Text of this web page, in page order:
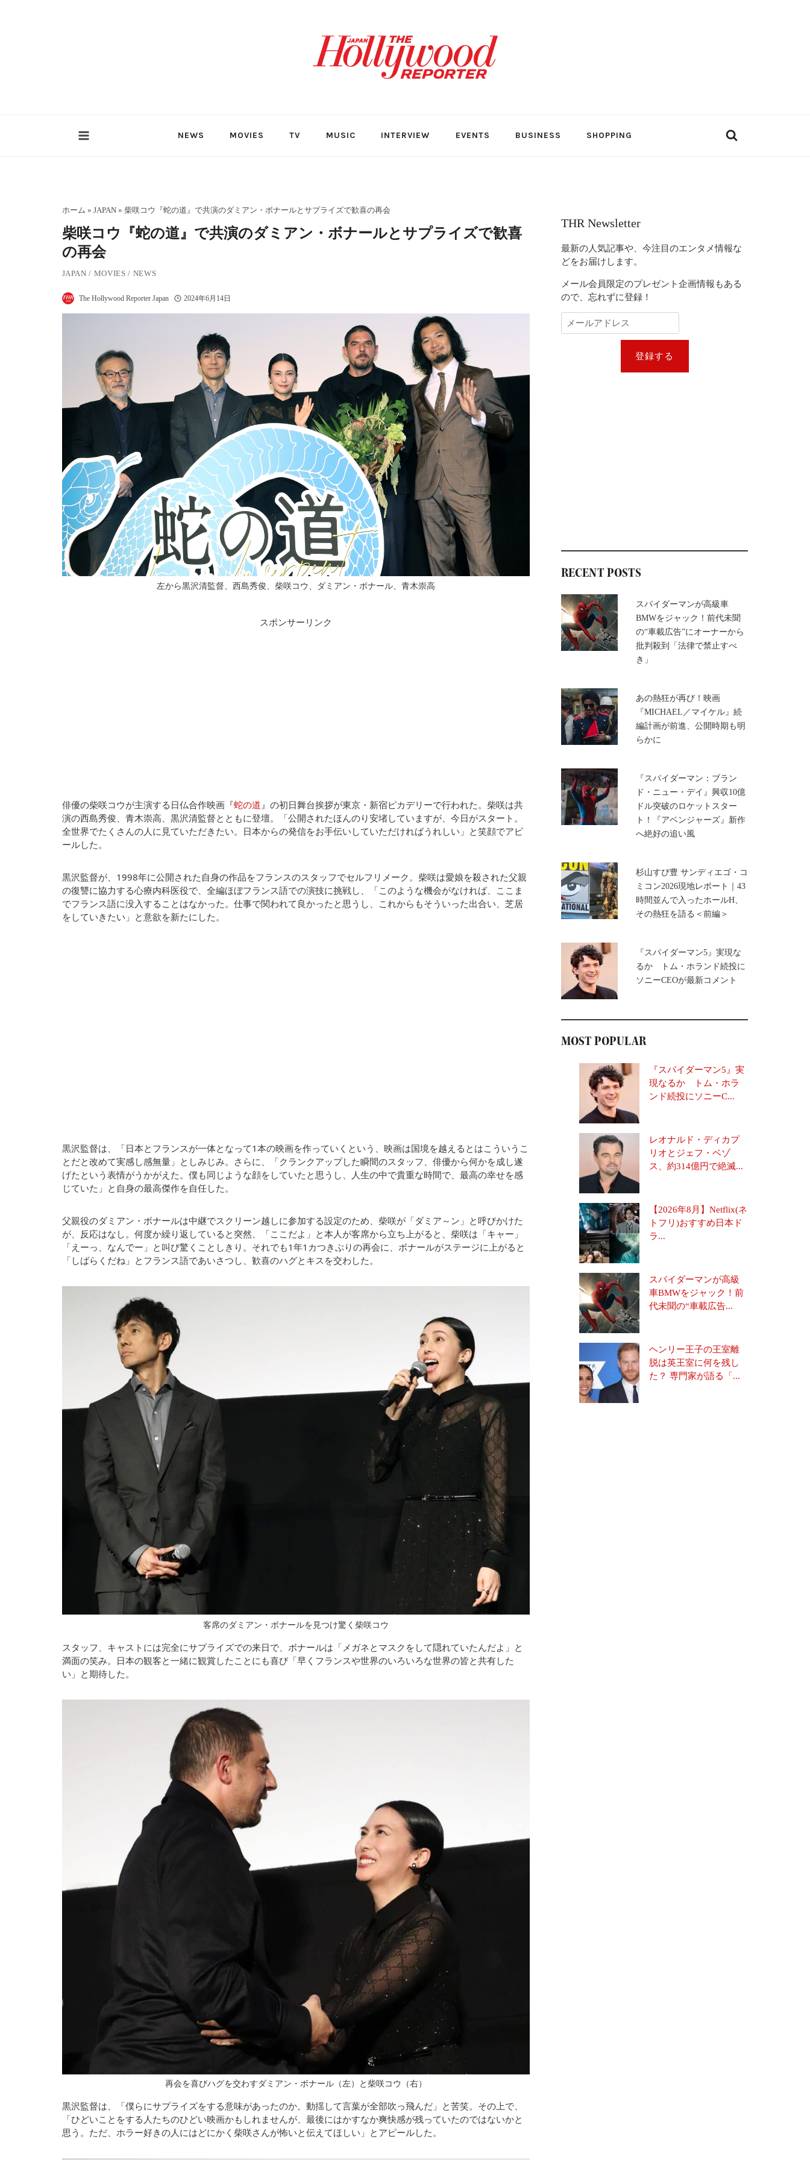
NEWS MOVIES TV MUSIC INTERVIEW EVENTS BUSINESS SHOPPING
ホーム » JAPAN» 柴咲コウ『蛇の道』で共演のダミアン・ボナールとサプライズで歓喜の再会
柴咲コウ『蛇の道』で共演のダミアン・ボナールとサプライズで歓喜
の再会
JAPAN / MOVIES / NEWS
The Hollywood Reporter Japan 2024年6月14日
左から黒沢清監督、西島秀俊、柴咲コウ、ダミアン・ボナール、青木崇高
スポンサーリンク
俳優の柴咲コウが主演する日仏合作映画『蛇の道 』の初日舞台挨拶が東京・新宿ピカデリーで行われた。柴咲は共
演の西島秀俊、青木崇高、黒沢清監督とともに登壇。「公開されたほんのり安堵していますが、今日がスタート。
全世界でたくさんの人に見ていただきたい。日本からの発信をお手伝いしていただければうれしい」と笑顔でアピ
ールした。
黒沢監督が、1998年に公開された自身の作品をフランスのスタッフでセルフリメーク。柴咲は愛娘を殺された父親
の復讐に協力する心療内科医役で、全編ほぼフランス語での演技に挑戦し、「このような機会がなければ、ここま
でフランス語に没入することはなかった。仕事で関われて良かったと思うし、これからもそういった出合い、芝居
をしていきたい」と意欲を新たにした。
黒沢監督は、「日本とフランスが一体となって1本の映画を作っていくという、映画は国境を越えるとはこういうこ
とだと改めて実感し感無量」としみじみ。さらに、「クランクアップした瞬間のスタッフ、俳優から何かを成し遂
げたという表情がうかがえた。僕も同じような顔をしていたと思うし、人生の中で貴重な時間で、最高の幸せを感
じていた」と自身の最高傑作を自任した。
父親役のダミアン・ボナールは中継でスクリーン越しに参加する設定のため、柴咲が「ダミア～ン」と呼びかけた
が、反応はなし。何度か繰り返していると突然、「ここだよ」と本人が客席から立ち上がると、柴咲は「キャー」
「えーっ、なんでー」と叫び驚くことしきり。それでも1年1カつきぶりの再会に、ボナールがステージに上がると
「しばらくだね」とフランス語であいさつし、歓喜のハグとキスを交わした。
客席のダミアン・ボナールを見つけ驚く柴咲コウ
スタッフ、キャストには完全にサプライズでの来日で、ボナールは「メガネとマスクをして隠れていたんだよ」と
満面の笑み。日本の観客と一緒に観賞したことにも喜び「早くフランスや世界のいろいろな世界の皆と共有した
い」と期待した。
再会を喜びハグを交わすダミアン・ボナール（左）と柴咲コウ（右）
黒沢監督は、「僕らにサプライズをする意味があったのか。動揺して言葉が全部吹っ飛んだ」と苦笑。その上で、
「ひどいことをする人たちのひどい映画かもしれませんが、最後にはかすなか爽快感が残っていたのではないかと
思う。ただ、ホラー好きの人にはどにかく柴咲さんが怖いと伝えてほしい」とアピールした。
THR Newsletter
最新の人気記事や、今注目のエンタメ情報な
どをお届けします。
メール会員限定のプレゼント企画情報もある
ので、忘れずに登録！
登録する
RECENT POSTS
スパイダーマンが高級車
BMWをジャック！前代未聞
の“車載広告”にオーナーから
批判殺到「法律で禁止すべ
き」
あの熱狂が再び！映画
『MICHAEL／マイケル』続
編計画が前進、公開時期も明
らかに
『スパイダーマン：ブラン
ド・ニュー・デイ』興収10億
ドル突破のロケットスター
ト！『アベンジャーズ』新作
へ絶好の追い風
杉山すぴ豊 サンディエゴ・コ
ミコン2026現地レポート｜43
時間並んで入ったホールH、
その熱狂を語る＜前編＞
『スパイダーマン5』実現な
るか トム・ホランド続投に
ソニーCEOが最新コメント
MOST POPULAR
『スパイダーマン5』実
現なるか トム・ホラ
ンド続投にソニーC...
レオナルド・ディカプ
リオとジェフ・ベゾ
ス、約314億円で絶滅...
【2026年8月】Netflix(ネ
トフリ)おすすめ日本ド
ラ...
スパイダーマンが高級
車BMWをジャック！前
代未聞の“車載広告...
ヘンリー王子の王室離
脱は英王室に何を残し
た？ 専門家が語る「...